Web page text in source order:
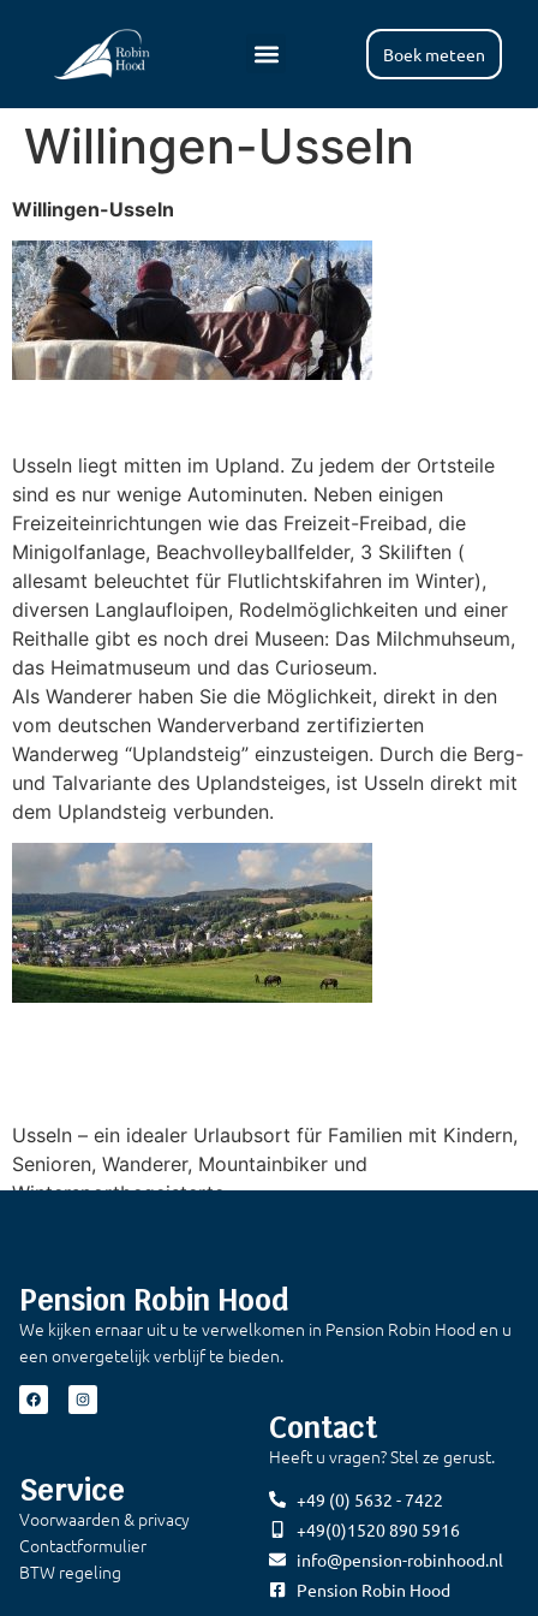
Boek meteen
Willingen-Usseln
Willingen-Usseln
Usseln liegt mitten im Upland. Zu jedem der Ortsteile
sind es nur wenige Autominuten. Neben einigen
Freizeiteinrichtungen wie das Freizeit-Freibad, die
Minigolfanlage, Beachvolleyballfelder, 3 Skiliften (
allesamt beleuchtet für Flutlichtskifahren im Winter),
diversen Langlaufloipen, Rodelmöglichkeiten und einer
Reithalle gibt es noch drei Museen: Das Milchmuhseum,
das Heimatmuseum und das Curioseum.
Als Wanderer haben Sie die Möglichkeit, direkt in den
vom deutschen Wanderverband zertifizierten
Wanderweg “Uplandsteig” einzusteigen. Durch die Berg-
und Talvariante des Uplandsteiges, ist Usseln direkt mit
dem Uplandsteig verbunden.
Usseln – ein idealer Urlaubsort für Familien mit Kindern,
Senioren, Wanderer, Mountainbiker und
Wintersportbegeisterte.
Contact
Heeft u vragen? Stel ze gerust.
+49 (0) 5632 - 7422
+49(0)1520 890 5916
info@pension-robinhood.nl
Pension Robin Hood
Service
Voorwaarden & privacy
Contactformulier
BTW regeling
Pension Robin Hood
We kijken ernaar uit u te verwelkomen in Pension Robin Hood en u
een onvergetelijk verblijf te bieden.